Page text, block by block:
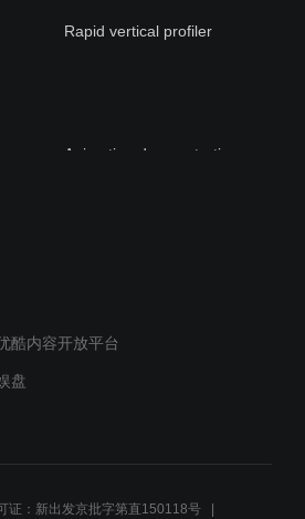
Rapid vertical profiler
Animation demonstrating
2020-12-10
酷内容开放平台
盘
证：新出发京批字第直150118号